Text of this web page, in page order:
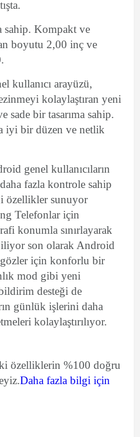
sahip. Kompakt ve
boyutu 2,00 inç ve
kullanıcı arayüzü,
kolaylaştıran yeni
sade bir tasarıma sahip.
iyi bir düzen ve netlik
genel kullanıcıların
fazla kontrole sahip
özellikler sunuyor
Telefonlar için
konumla sınırlayarak
son olarak Android
gözler için konforlu bir
mod gibi yeni
desteği de
günlük işlerini daha
kolaylaştırılıyor.
özelliklerin %100 doğru
Daha fazla bilgi için